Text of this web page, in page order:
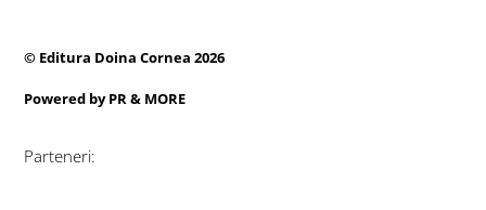
© Editura Doina Cornea 2026
Powered byPR & MORE
Parteneri: